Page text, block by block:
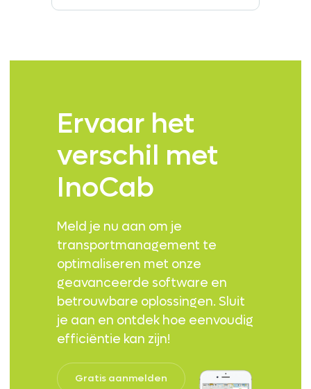
Ervaar het
verschil met
InoCab
Meld je nu aan om je
transportmanagement te
optimaliseren met onze
geavanceerde software en
betrouwbare oplossingen. Sluit
je aan en ontdek hoe eenvoudig
efficiëntie kan zijn!
Gratis aanmelden